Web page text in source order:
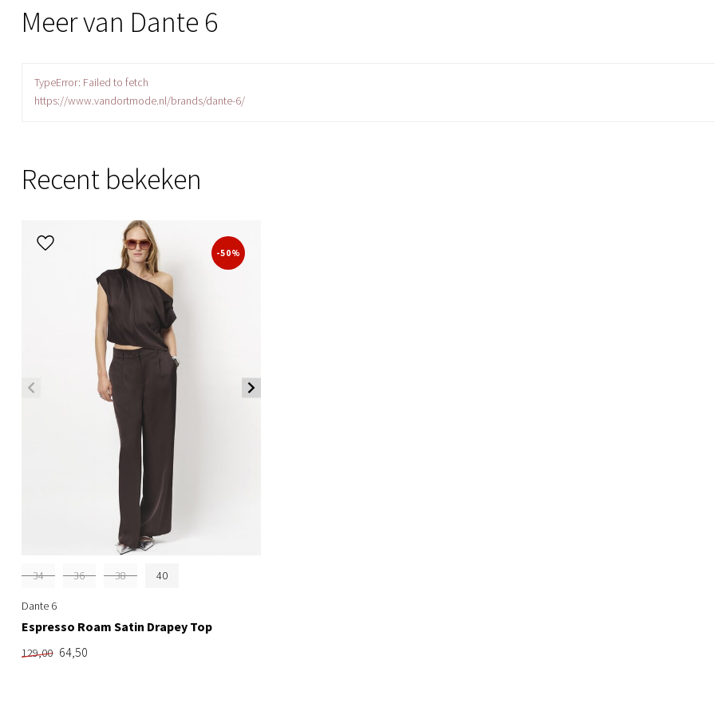
Meer van Dante 6
TypeError: Failed to fetch
https://www.vandortmode.nl/brands/dante-6/
Recent bekeken
-50%
34 36 38 40
Dante 6
Espresso Roam Satin Drapey Top
129,00 64,50